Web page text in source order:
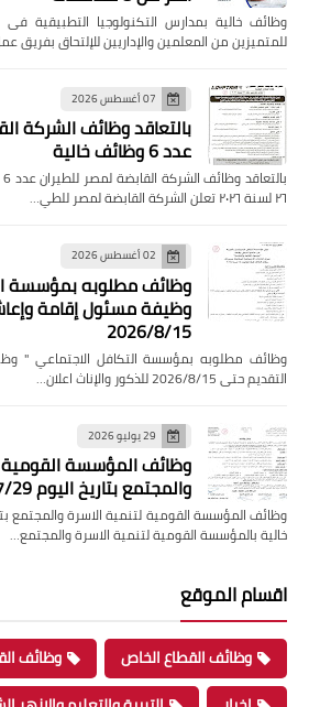
للمتميزين من المعلمين والإداريين للإلتحاق بفريق
07 أغسطس 2026
بالتعاقد وظائف الشركة
عدد 6 وظائف خالية
٢٦ لسنة ٢٠٢٦ تعلن الشركة القابضة لمصر للطي…
02 أغسطس 2026
وظائف مطلوبه بمؤسسة
وظيفة مسئول إقامة
2026/8/15
وظائف مطلوبه بمؤسسة التكافل الاجتماعي "
التقديم حتى 2026/8/15 للذكور والإناث اعلان…
29 يوليو 2026
وظائف المؤسسة القومية
والمجتمع بتاريخ اليوم 2026/7/29
خالية بالمؤسسة القومية لتنمية الاسرة والمجتمع…
اقسام الموقع
وظائف القطاع الخاص
وظائف